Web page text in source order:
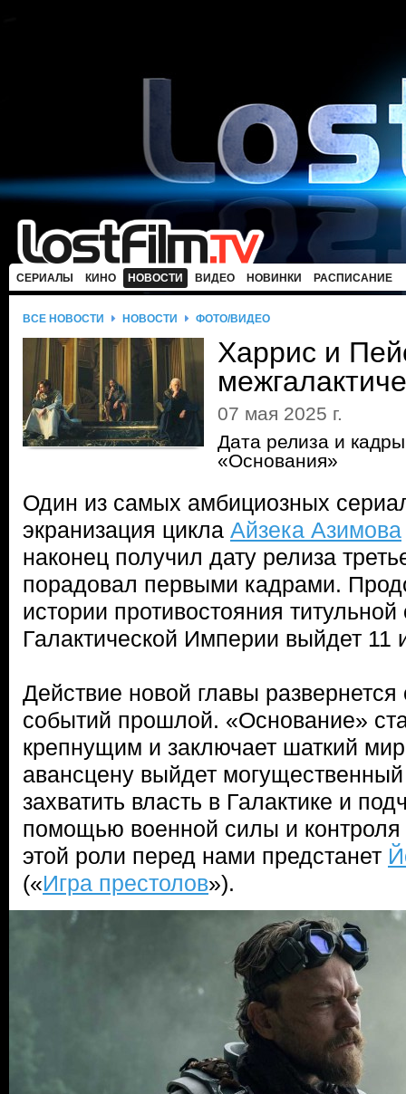
СЕРИАЛЫ КИНО НОВОСТИ ВИДЕО НОВИНКИ РАСПИСАНИЕ
ВСЕ НОВОСТИ НОВОСТИ ФОТО/ВИДЕО
Харрис и
07 мая 2025 г.
Дата релиза и
«Основания»
Один из самых амбициозных
экранизация цикла Айзека Азимова
наконец получил дату релиза
порадовал первыми кадрами.
истории противостояния титульной
Галактической Империи выйдет 11
Действие новой главы развернется
событий прошлой. «Основание»
крепнущим и заключает шаткий
авансцену выйдет
захватить власть в Галактике и
помощью военной силы и
этой роли перед нами предстанет
(«Игра престолов»).